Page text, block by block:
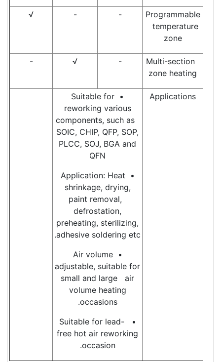
Programmable
temperature
zone
-
-
√
Multi-section
zone heating
-
√
-
Applications
• Suitable for
reworking various
components, such as
SOIC, CHIP, QFP, SOP,
PLCC, SOJ, BGA and
QFN
• Application: Heat
shrinkage, drying,
paint removal,
defrostation,
preheating, sterilizing,
adhesive soldering etc.
• Air volume
adjustable, suitable for
small and large air
volume heating
occasions.
• Suitable for lead-
free hot air reworking
occasion.